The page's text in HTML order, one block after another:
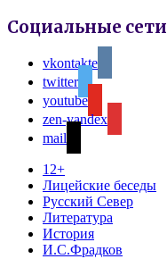
Социальные сети
vkontakte
twitter
youtube
zen-yandex
mail
12+
Лицейские беседы
Русский Север
Литература
История
И.С.Фрадков